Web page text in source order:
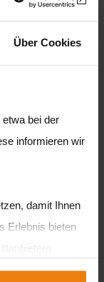
Über Cookies
bei der
informieren wir
damit Ihnen
Erlebnis bieten
alle Cookies
Bunny
groß
€
groß
€